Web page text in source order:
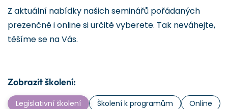
Z aktuální nabídky našich seminářů pořádaných
prezenčně i online si určitě vyberete. Tak neváhejte,
těšíme se na Vás.
Zobrazit školení:
Legislativní školení Školení k programům
Online